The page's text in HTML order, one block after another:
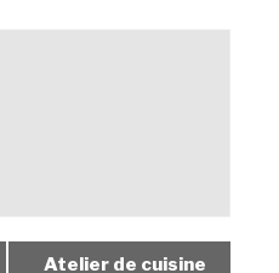
Atelier de cuisine